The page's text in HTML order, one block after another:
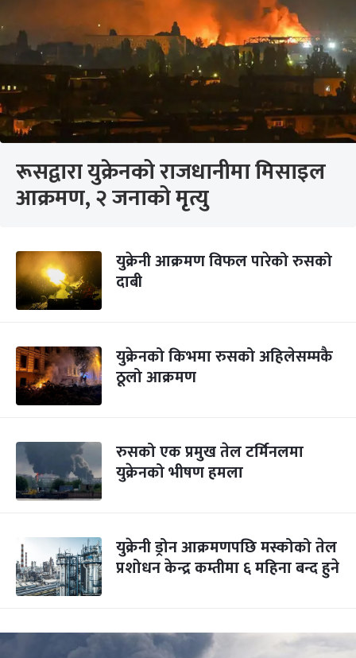
रूसद्वारा युक्रेनको राजधानीमा मिसाइल
आक्रमण, २ जनाको मृत्यु
युक्रेनी आक्रमण विफल पारेको रुसको
दाबी
युक्रेनको किभमा रुसको अहिलेसम्मकै
ठूलो आक्रमण
रुसको एक प्रमुख तेल टर्मिनलमा
युक्रेनको भीषण हमला
युक्रेनी ड्रोन आक्रमणपछि मस्कोको तेल
प्रशोधन केन्द्र कम्तीमा ६ महिना बन्द हुने